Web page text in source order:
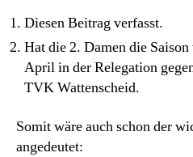
Diesen Beitrag verfasst.
Hat die 2. Damen die
April in der Relegation
TVK Wattenscheid.
Somit wäre auch schon der
angedeutet: